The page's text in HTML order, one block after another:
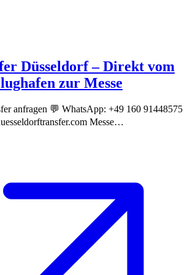
Düsseldorf – Direkt vom
zur Messe
anfragen 💬 WhatsApp: +49 160 91448575
Messe…